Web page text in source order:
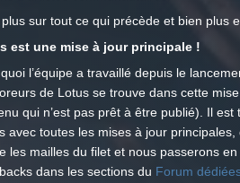
sur tout ce qui précède et bien plus
est une mise à jour principale !
l’équipe a travaillé depuis le
de Lotus se trouve dans cette
qui n’est pas prêt à être publié). Il est
avec toutes les mises à jour principales,
les mailles du filet et nous passerons
dans les sections du Forum